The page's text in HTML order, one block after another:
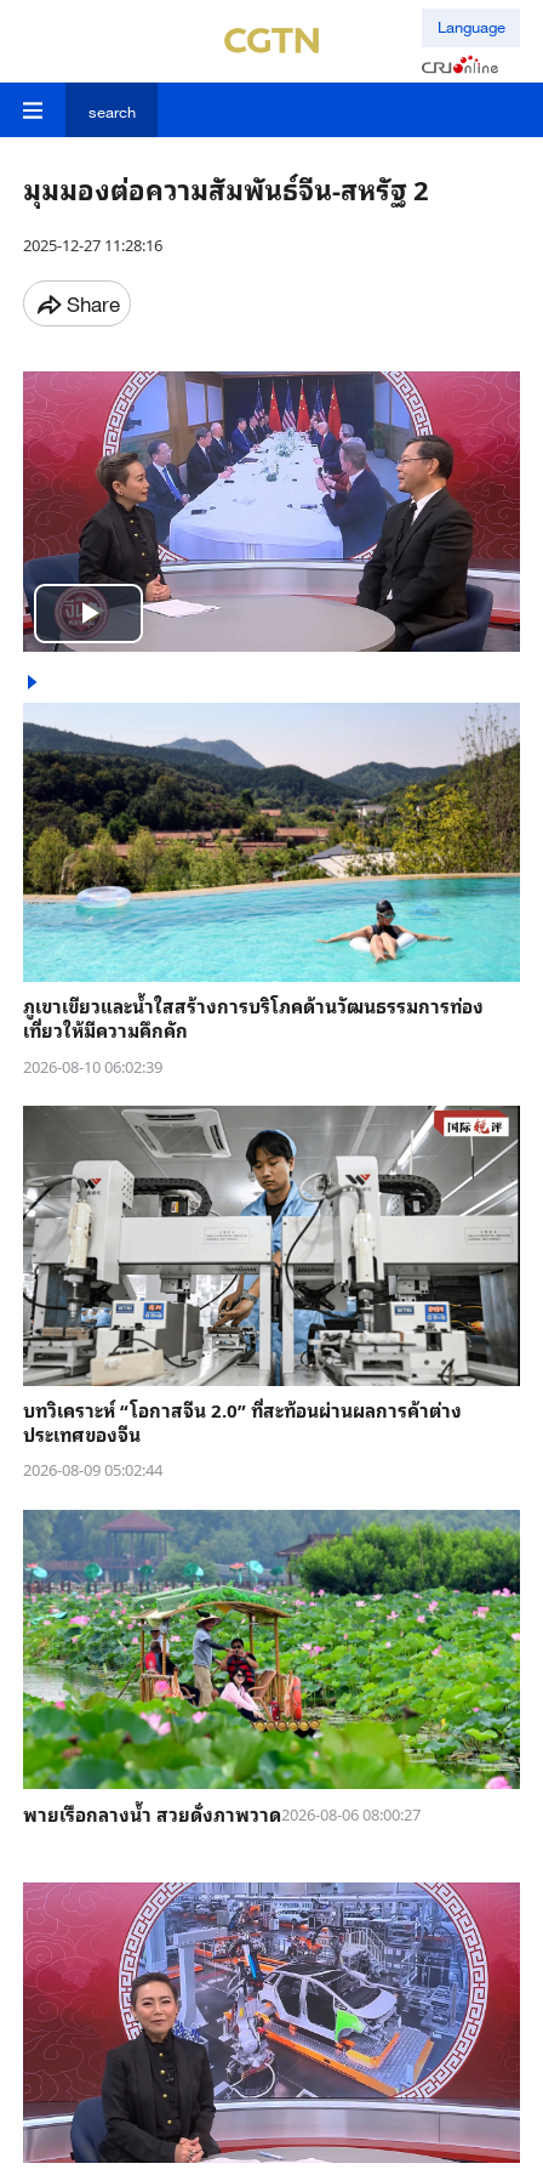
Language
search
มุมมองต่อความสัมพันธ์จีน-สหรัฐ 2
2025-12-27 11:28:16
Share
Play
Video
ภูเขาเขียวและน้ำใสสร้างการบริโภคด้านวัฒนธรรมการท่อง
เที่ยวให้มีความคึกคัก
2026-08-10 06:02:39
บทวิเคราะห์ “โอกาสจีน 2.0” ที่สะท้อนผ่านผลการค้าต่าง
ประเทศของจีน
2026-08-09 05:02:44
พายเรือกลางน้ำ สวยดั่งภาพวาด2026-08-06 08:00:27